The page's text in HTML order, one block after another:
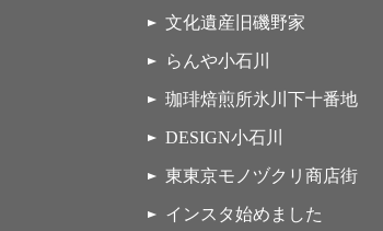
文化遺産旧磯野家
らんや小石川
珈琲焙煎所氷川下十番地
DESIGN小石川
東東京モノヅクリ商店街
インスタ始めました